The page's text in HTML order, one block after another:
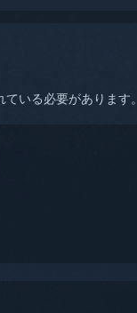
いる必要があります。